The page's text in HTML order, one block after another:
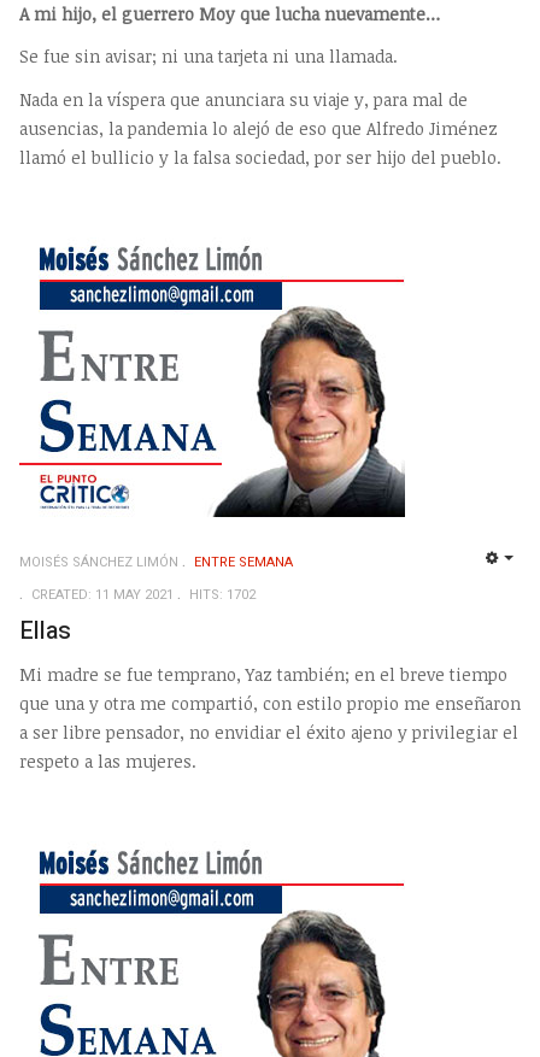
A mi hijo, el guerrero Moy que lucha nuevamente…
Se fue sin avisar; ni una tarjeta ni una llamada.
Nada en la víspera que anunciara su viaje y, para mal de
ausencias, la pandemia lo alejó de eso que Alfredo Jiménez
llamó el bullicio y la falsa sociedad, por ser hijo del pueblo.
MOISÉS SÁNCHEZ LIMÓN
ENTRE SEMANA
CREATED: 11 MAY 2021
HITS: 1702
Ellas
Mi madre se fue temprano, Yaz también; en el breve tiempo
que una y otra me compartió, con estilo propio me enseñaron
a ser libre pensador, no envidiar el éxito ajeno y privilegiar el
respeto a las mujeres.